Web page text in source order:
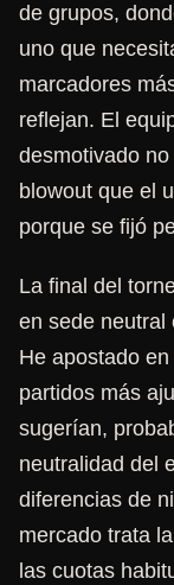
de grupos,
uno que
marcadores
reflejan. El
desmotivado
blowout que el
porque se fijó
La final del
en sede neutral
He apostado
partidos más
sugerían,
neutralidad del
diferencias de
mercado trata
las cuotas